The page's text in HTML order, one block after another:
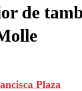
de
Plaza